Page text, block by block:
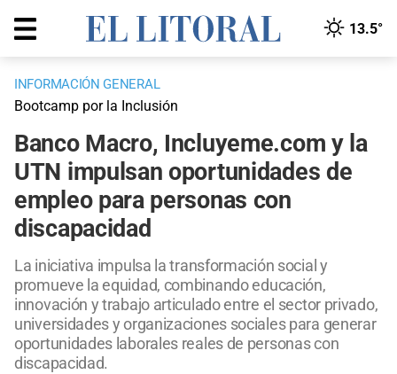
13.5°
INFORMACIÓN GENERAL
Bootcamp por la Inclusión
Banco Macro, Incluyeme.com y la
UTN impulsan oportunidades de
empleo para personas con
discapacidad
La iniciativa impulsa la transformación social y
promueve la equidad, combinando educación,
innovación y trabajo articulado entre el sector privado,
universidades y organizaciones sociales para generar
oportunidades laborales reales de personas con
discapacidad.